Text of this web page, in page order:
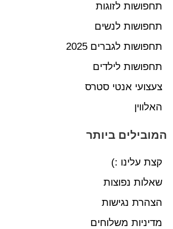
תחפושות לזוגות
תחפושות לנשים
תחפושות לגברים 2025
תחפושות לילדים
צעצועי אנטי סטרס
האלווין
המובילים ביותר
קצת עלינו :)
שאלות נפוצות
הצהרת נגישות
מדיניות משלוחים